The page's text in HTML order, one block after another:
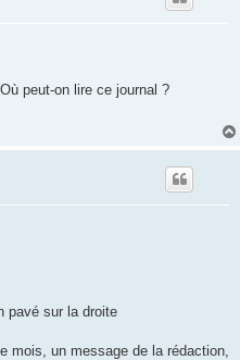
peut-on lire ce journal ?
pavé sur la droite
mois, un message de la rédaction,